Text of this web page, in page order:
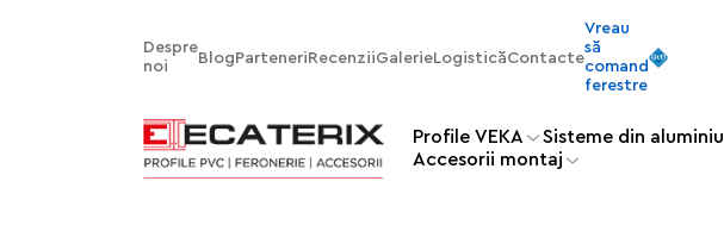
Despre
noi
BlogParteneriRecenziiGalerieLogisticăContacte
Vreau
să
comand
ferestre
Profile VEKA Sisteme din aluminiu
Аccesorii montaj